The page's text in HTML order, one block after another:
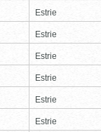
Estrie
Estrie
Estrie
Estrie
Estrie
Estrie